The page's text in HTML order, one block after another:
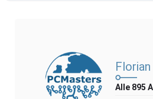
Alle 895